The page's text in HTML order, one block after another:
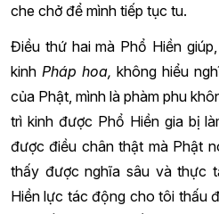
che chở để mình tiếp tục tu.
Điều thứ hai mà Phổ Hiền
kinh Pháp hoa, không hiểu
của Phật, mình là phàm phu
trì kinh được Phổ Hiền gia bị
được điều chân thật mà Phật
thấy được nghĩa sâu và thực
Hiền lực tác động cho tôi thấu